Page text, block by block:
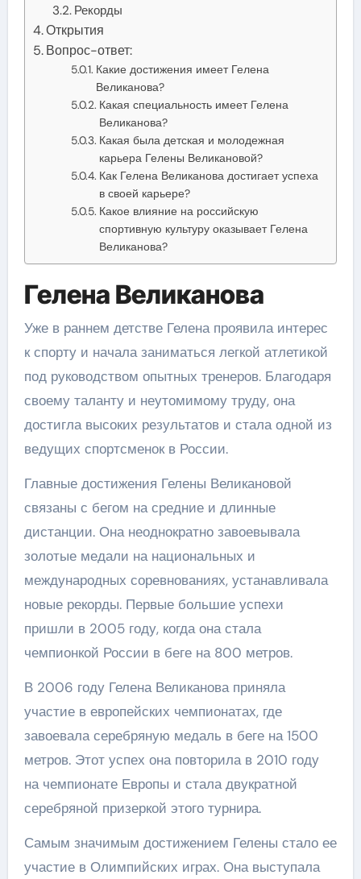
Рекорды
Открытия
Вопрос-ответ:
Какие достижения имеет Гелена
Великанова?
Какая специальность имеет Гелена
Великанова?
Какая была детская и молодежная
карьера Гелены Великановой?
Как Гелена Великанова достигает успеха
в своей карьере?
Какое влияние на российскую
спортивную культуру оказывает Гелена
Великанова?
Гелена Великанова
Уже в раннем детстве Гелена проявила интерес
к спорту и начала заниматься легкой атлетикой
под руководством опытных тренеров. Благодаря
своему таланту и неутомимому труду, она
достигла высоких результатов и стала одной из
ведущих спортсменок в России.
Главные достижения Гелены Великановой
связаны с бегом на средние и длинные
дистанции. Она неоднократно завоевывала
золотые медали на национальных и
международных соревнованиях, устанавливала
новые рекорды. Первые большие успехи
пришли в 2005 году, когда она стала
чемпионкой России в беге на 800 метров.
В 2006 году Гелена Великанова приняла
участие в европейских чемпионатах, где
завоевала серебряную медаль в беге на 1500
метров. Этот успех она повторила в 2010 году
на чемпионате Европы и стала двукратной
серебряной призеркой этого турнира.
Самым значимым достижением Гелены стало ее
участие в Олимпийских играх. Она выступала